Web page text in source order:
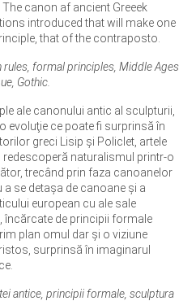
canon af ancient Greeek
introduced that will make one
that of the contraposto.
formal principles, Middle Ages
Gothic.
ale canonului antic al sculpturii,
evoluţie ce poate fi surprinsă în
greci Lisip şi Policlet, artele
naturalismul printr-o
trecând prin faza canoanelor
a se detaşa de canoane şi a
european cu ale sale
de principii formale
plan omul dar şi o viziune
surprinsă în imaginarul
antice, principii formale, sculptura